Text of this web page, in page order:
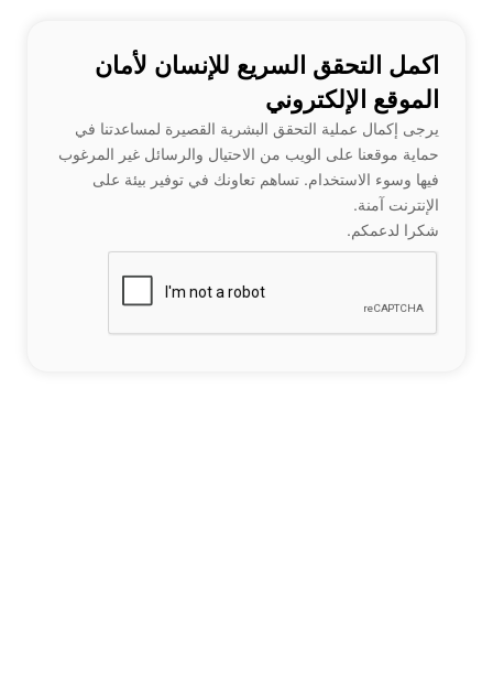
اكمل التحقق السريع للإنسان لأمان
الموقع الإلكتروني
يرجى إكمال عملية التحقق البشرية القصيرة لمساعدتنا في
حماية موقعنا على الويب من الاحتيال والرسائل غير المرغوب
فيها وسوء الاستخدام. تساهم تعاونك في توفير بيئة على
الإنترنت آمنة.
شكرا لدعمكم.